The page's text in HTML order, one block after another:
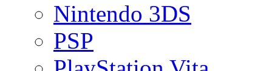
Nintendo 3DS
PSP